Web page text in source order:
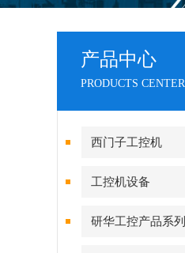
产品中心
PRODUCTS CENTER
西门子工控机
工控机设备
研华工控产品系列